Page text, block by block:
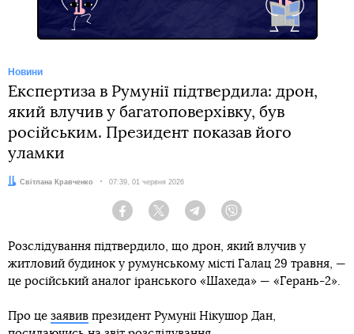
Новини
Експертиза в Румунії підтвердила: дрон,
який влучив у багатоповерхівку, був
російським. Президент показав його
уламки
Автор:
Світлана Кравченко Дата:
07:39, 01 червня 2026
Facebook Twitter Telegram
Розслідування підтвердило, що дрон, який влучив у
житловий будинок у румунському місті Галац 29 травня, —
це російський аналог іранського «Шахеда» — «Герань-2».
Про це заявив президент Румунії Нікушор Дан,